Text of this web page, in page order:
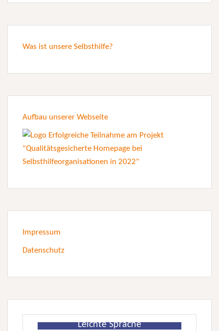
Was ist unsere Selbsthilfe?
Aufbau unserer Webseite
Impressum
Datenschutz
Leichte Sprache